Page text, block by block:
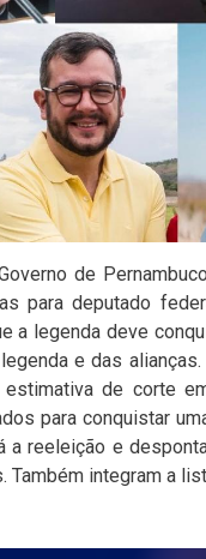
de
para deputado
a legenda deve
e das
estimativa de corte
para conquistar
a reeleição e
integram a